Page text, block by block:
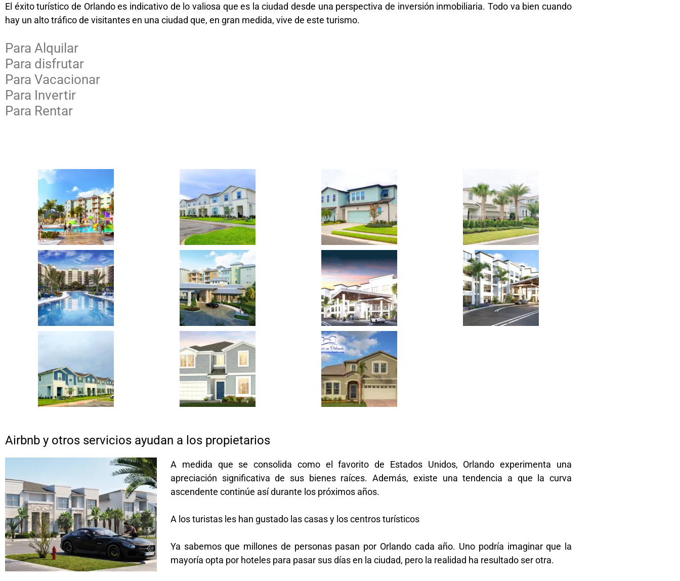
El éxito turístico de Orlando es indicativo de lo valiosa que es la ciudad desde una perspectiva de inversión inmobiliaria. Todo va bien cuando
hay un alto tráfico de visitantes en una ciudad que, en gran medida, vive de este turismo.
Para Alquilar
Para disfrutar
Para Vacacionar
Para Invertir
Para Rentar
Airbnb y otros servicios ayudan a los propietarios
A medida que se consolida como el favorito de Estados Unidos, Orlando experimenta una
apreciación significativa de sus bienes raíces. Además, existe una tendencia a que la curva
ascendente continúe así durante los próximos años.
A los turistas les han gustado las casas y los centros turísticos
Ya sabemos que millones de personas pasan por Orlando cada año. Uno podría imaginar que la
mayoría opta por hoteles para pasar sus días en la ciudad, pero la realidad ha resultado ser otra.